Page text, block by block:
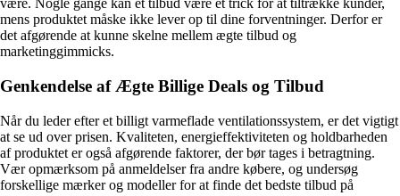
være. Nogle gange kan et tilbud være et trick for at tiltrække kunder,
mens produktet måske ikke lever op til dine forventninger. Derfor er
det afgørende at kunne skelne mellem ægte tilbud og
marketinggimmicks.
Genkendelse af Ægte Billige Deals og Tilbud
Når du leder efter et billigt varmeflade ventilationssystem, er det vigtigt
at se ud over prisen. Kvaliteten, energieffektiviteten og holdbarheden
af produktet er også afgørende faktorer, der bør tages i betragtning.
Vær opmærksom på anmeldelser fra andre købere, og undersøg
forskellige mærker og modeller for at finde det bedste tilbud på